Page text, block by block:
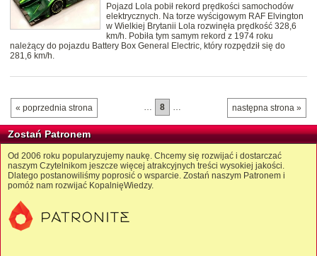
Pojazd Lola pobił rekord prędkości samochodów
elektrycznych. Na torze wyścigowym RAF Elvington
w Wielkiej Brytanii Lola rozwinęła prędkość 328,6
km/h. Pobiła tym samym rekord z 1974 roku
należący do pojazdu Battery Box General Electric, który rozpędził się do
281,6 km/h.
« poprzednia strona następna strona »
… 8 …
Zostań Patronem
Od 2006 roku popularyzujemy naukę. Chcemy się rozwijać i dostarczać
naszym Czytelnikom jeszcze więcej atrakcyjnych treści wysokiej jakości.
Dlatego postanowiliśmy poprosić o wsparcie. Zostań naszym Patronem i
pomóż nam rozwijać KopalnięWiedzy.